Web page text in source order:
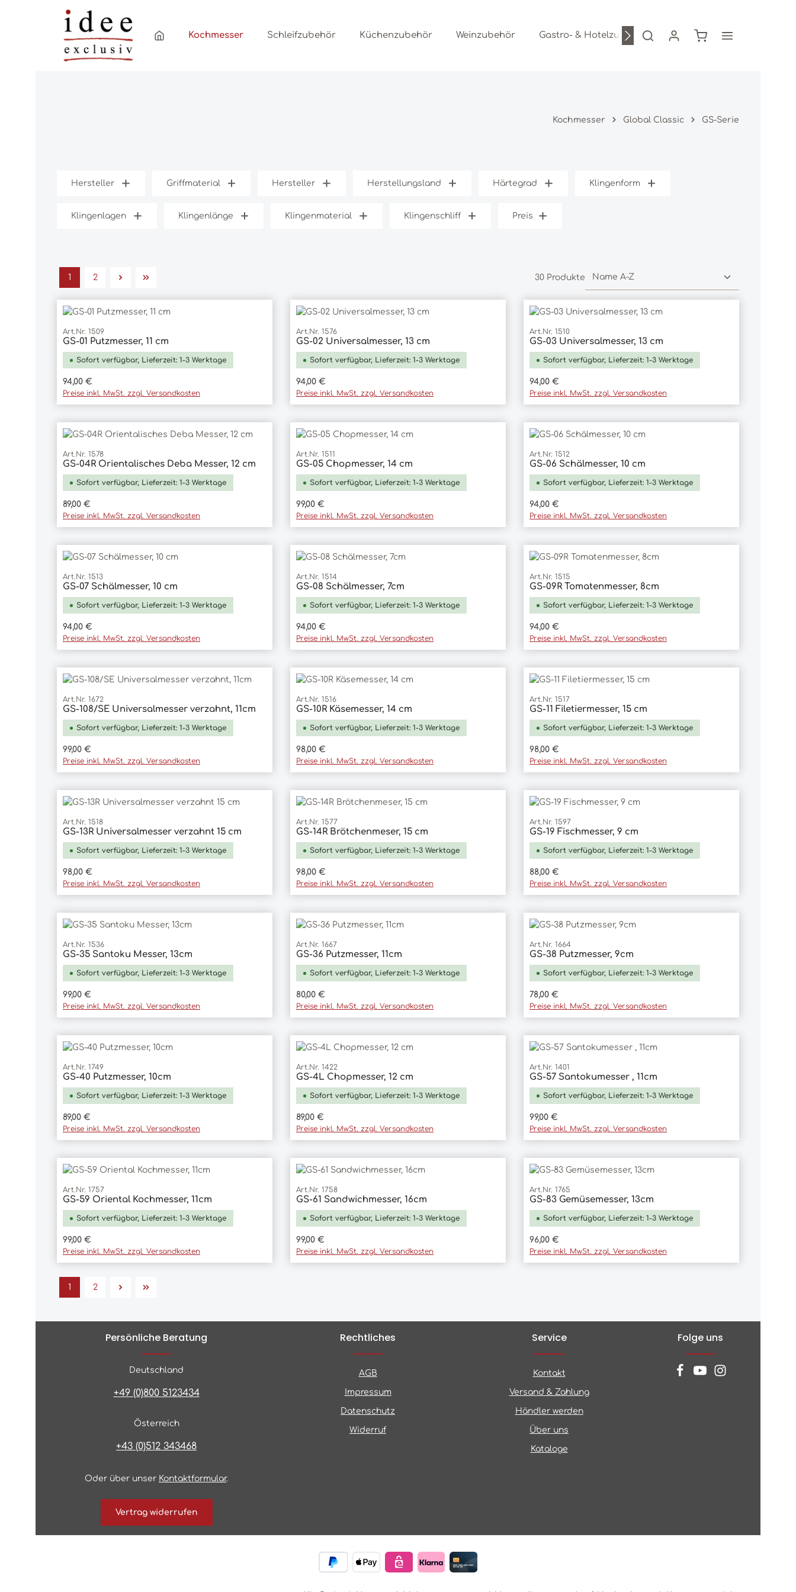
Zum Hauptinhalt springen
Zur Hauptnavigation springen
Kochmesser Schleifzubehör Küchenzubehör Weinzubehör Gastro- & Hotelzubehör Freizeitartikel
Warenkorb enthält
Kochmesser Global Classic GS-Serie
Hersteller Griffmaterial Hersteller Herstellungsland Härtegrad Klingenform
Klingenlagen Klingenlänge Klingenmaterial Klingenschliff Preis
Seite
1
Seite
2 30 Produkte
In den Warenkorb
Art.Nr. 1509
GS-01 Putzmesser, 11 cm
Sofort verfügbar, Lieferzeit: 1-3 Werktage
Regulärer Preis:
94,00 €
Preise inkl. MwSt. zzgl. Versandkosten
In den Warenkorb
Art.Nr. 1576
GS-02 Universalmesser, 13 cm
Sofort verfügbar, Lieferzeit: 1-3 Werktage
Regulärer Preis:
94,00 €
Preise inkl. MwSt. zzgl. Versandkosten
In den Warenkorb
Art.Nr. 1510
GS-03 Universalmesser, 13 cm
Sofort verfügbar, Lieferzeit: 1-3 Werktage
Regulärer Preis:
94,00 €
Preise inkl. MwSt. zzgl. Versandkosten
In den Warenkorb
Art.Nr. 1578
GS-04R Orientalisches Deba Messer, 12 cm
Sofort verfügbar, Lieferzeit: 1-3 Werktage
Regulärer Preis:
89,00 €
Preise inkl. MwSt. zzgl. Versandkosten
In den Warenkorb
Art.Nr. 1511
GS-05 Chopmesser, 14 cm
Sofort verfügbar, Lieferzeit: 1-3 Werktage
Regulärer Preis:
99,00 €
Preise inkl. MwSt. zzgl. Versandkosten
In den Warenkorb
Art.Nr. 1512
GS-06 Schälmesser, 10 cm
Sofort verfügbar, Lieferzeit: 1-3 Werktage
Regulärer Preis:
94,00 €
Preise inkl. MwSt. zzgl. Versandkosten
In den Warenkorb
Art.Nr. 1513
GS-07 Schälmesser, 10 cm
Sofort verfügbar, Lieferzeit: 1-3 Werktage
Regulärer Preis:
94,00 €
Preise inkl. MwSt. zzgl. Versandkosten
In den Warenkorb
Art.Nr. 1514
GS-08 Schälmesser, 7cm
Sofort verfügbar, Lieferzeit: 1-3 Werktage
Regulärer Preis:
94,00 €
Preise inkl. MwSt. zzgl. Versandkosten
In den Warenkorb
Art.Nr. 1515
GS-09R Tomatenmesser, 8cm
Sofort verfügbar, Lieferzeit: 1-3 Werktage
Regulärer Preis:
94,00 €
Preise inkl. MwSt. zzgl. Versandkosten
In den Warenkorb
Art.Nr. 1672
GS-108/SE Universalmesser verzahnt, 11cm
Sofort verfügbar, Lieferzeit: 1-3 Werktage
Regulärer Preis:
99,00 €
Preise inkl. MwSt. zzgl. Versandkosten
In den Warenkorb
Art.Nr. 1516
GS-10R Käsemesser, 14 cm
Sofort verfügbar, Lieferzeit: 1-3 Werktage
Regulärer Preis:
98,00 €
Preise inkl. MwSt. zzgl. Versandkosten
In den Warenkorb
Art.Nr. 1517
GS-11 Filetiermesser, 15 cm
Sofort verfügbar, Lieferzeit: 1-3 Werktage
Regulärer Preis:
98,00 €
Preise inkl. MwSt. zzgl. Versandkosten
In den Warenkorb
Art.Nr. 1518
GS-13R Universalmesser verzahnt 15 cm
Sofort verfügbar, Lieferzeit: 1-3 Werktage
Regulärer Preis:
98,00 €
Preise inkl. MwSt. zzgl. Versandkosten
In den Warenkorb
Art.Nr. 1577
GS-14R Brötchenmeser, 15 cm
Sofort verfügbar, Lieferzeit: 1-3 Werktage
Regulärer Preis:
98,00 €
Preise inkl. MwSt. zzgl. Versandkosten
In den Warenkorb
Art.Nr. 1597
GS-19 Fischmesser, 9 cm
Sofort verfügbar, Lieferzeit: 1-3 Werktage
Regulärer Preis:
88,00 €
Preise inkl. MwSt. zzgl. Versandkosten
In den Warenkorb
Art.Nr. 1536
GS-35 Santoku Messer, 13cm
Sofort verfügbar, Lieferzeit: 1-3 Werktage
Regulärer Preis:
99,00 €
Preise inkl. MwSt. zzgl. Versandkosten
In den Warenkorb
Art.Nr. 1667
GS-36 Putzmesser, 11cm
Sofort verfügbar, Lieferzeit: 1-3 Werktage
Regulärer Preis:
80,00 €
Preise inkl. MwSt. zzgl. Versandkosten
In den Warenkorb
Art.Nr. 1664
GS-38 Putzmesser, 9cm
Sofort verfügbar, Lieferzeit: 1-3 Werktage
Regulärer Preis:
78,00 €
Preise inkl. MwSt. zzgl. Versandkosten
In den Warenkorb
Art.Nr. 1749
GS-40 Putzmesser, 10cm
Sofort verfügbar, Lieferzeit: 1-3 Werktage
Regulärer Preis:
89,00 €
Preise inkl. MwSt. zzgl. Versandkosten
In den Warenkorb
Art.Nr. 1422
GS-4L Chopmesser, 12 cm
Sofort verfügbar, Lieferzeit: 1-3 Werktage
Regulärer Preis:
89,00 €
Preise inkl. MwSt. zzgl. Versandkosten
In den Warenkorb
Art.Nr. 1401
GS-57 Santokumesser , 11cm
Sofort verfügbar, Lieferzeit: 1-3 Werktage
Regulärer Preis:
99,00 €
Preise inkl. MwSt. zzgl. Versandkosten
In den Warenkorb
Art.Nr. 1757
GS-59 Oriental Kochmesser, 11cm
Sofort verfügbar, Lieferzeit: 1-3 Werktage
Regulärer Preis:
99,00 €
Preise inkl. MwSt. zzgl. Versandkosten
In den Warenkorb
Art.Nr. 1758
GS-61 Sandwichmesser, 16cm
Sofort verfügbar, Lieferzeit: 1-3 Werktage
Regulärer Preis:
99,00 €
Preise inkl. MwSt. zzgl. Versandkosten
In den Warenkorb
Art.Nr. 1765
GS-83 Gemüsemesser, 13cm
Sofort verfügbar, Lieferzeit: 1-3 Werktage
Regulärer Preis:
96,00 €
Preise inkl. MwSt. zzgl. Versandkosten
Seite
1
Seite
2
Persönliche Beratung
Deutschland
+49 (0)800 5123434
Österreich
+43 (0)512 343468
Oder über unser Kontaktformular.
Vertrag widerrufen
Rechtliches
AGB
Impressum
Datenschutz
Widerruf
Service
Kontakt
Versand & Zahlung
Händler werden
Über uns
Kataloge
Folge uns